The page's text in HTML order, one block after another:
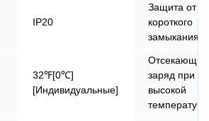
IP20
Защита от
короткого
замыкания
32℉[0℃]
[Индивидуальные]
Отсекающий
заряд при
высокой
температуре